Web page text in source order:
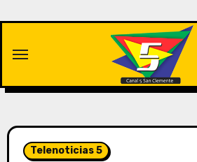
contenido
Telenoticias 5